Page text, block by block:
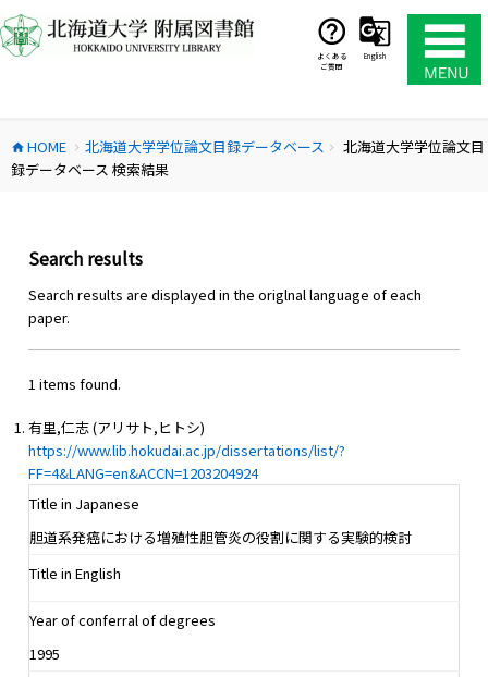
ン
テ
ス
キ
よくある
ご質問
English
home HOME chevron_right 北海道大学学位論文目録データベース chevron_right
北海道大学学位論文目
録データベース 検索結果
Search results
Search results are displayed in the origlnal language of each
paper.
1 items found.
有里,仁志 (アリサト,ヒトシ)
https://www.lib.hokudai.ac.jp/dissertations/list/?
FF=4&LANG=en&ACCN=1203204924
Title in Japanese
胆道系発癌における増殖性胆管炎の役割に関する実験的検討
Title in English
Year of conferral of degrees
1995